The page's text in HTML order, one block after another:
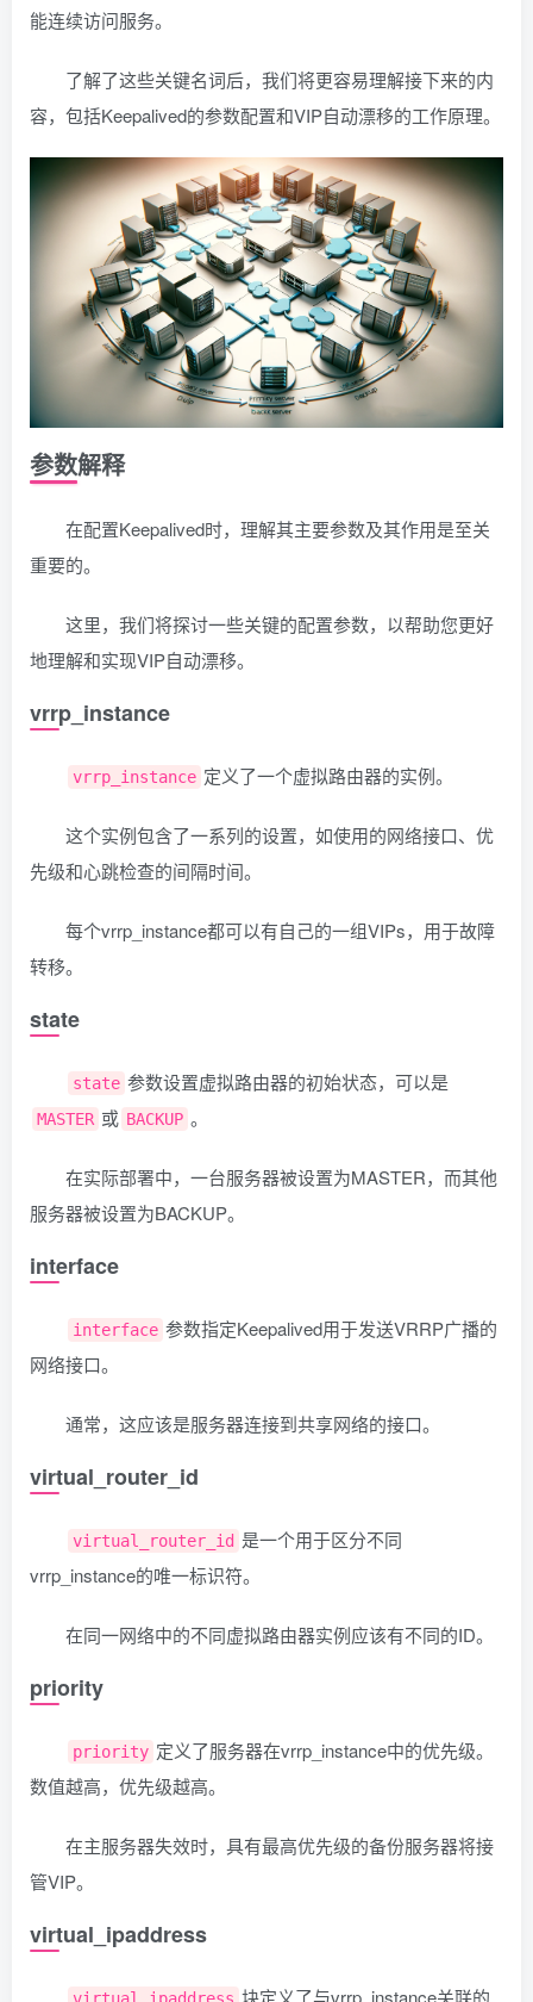
能连续访问服务。
了解了这些关键名词后，我们将更容易理解接下来的内
容，包括Keepalived的参数配置和VIP自动漂移的工作原理。
参数解释
在配置Keepalived时，理解其主要参数及其作用是至关
重要的。
这里，我们将探讨一些关键的配置参数，以帮助您更好
地理解和实现VIP自动漂移。
vrrp_instance
vrrp_instance 定义了一个虚拟路由器的实例。
这个实例包含了一系列的设置，如使用的网络接口、优
先级和心跳检查的间隔时间。
每个vrrp_instance都可以有自己的一组VIPs，用于故障
转移。
state
state 参数设置虚拟路由器的初始状态，可以是
MASTER 或 BACKUP 。
在实际部署中，一台服务器被设置为MASTER，而其他
服务器被设置为BACKUP。
interface
interface 参数指定Keepalived用于发送VRRP广播的
网络接口。
通常，这应该是服务器连接到共享网络的接口。
virtual_router_id
virtual_router_id 是一个用于区分不同
vrrp_instance的唯一标识符。
在同一网络中的不同虚拟路由器实例应该有不同的ID。
priority
priority 定义了服务器在vrrp_instance中的优先级。
数值越高，优先级越高。
在主服务器失效时，具有最高优先级的备份服务器将接
管VIP。
virtual_ipaddress
块定义了与vrrp_instance关联的